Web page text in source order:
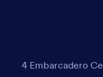
4 Embarcadero